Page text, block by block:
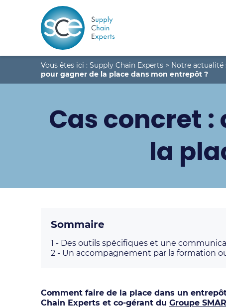
Vous êtes ici : Supply Chain Experts > Notre actualité
pour gagner de la place dans mon entrepôt ?
Cas concret
la
Sommaire
1 - Des outils spécifiques et une
2 - Un accompagnement par la formation
Comment faire de la place dans un
Chain Experts et co-gérant du Groupe